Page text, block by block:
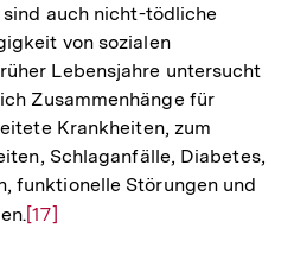
auch nicht-tödliche
von sozialen
Lebensjahre untersucht
Zusammenhänge für
Krankheiten, zum
Schlaganfälle, Diabetes,
funktionelle Störungen und
Zur
[17]